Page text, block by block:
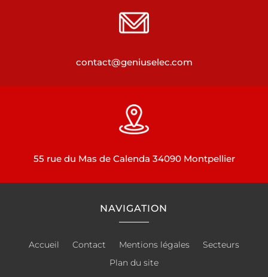
contact@geniuselec.com
55 rue du Mas de Calenda 34090 Montpellier
NAVIGATION
Accueil Contact Mentions légales
Secteurs
Plan du site